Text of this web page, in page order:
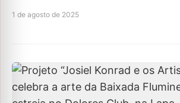
1 de agosto de 2025